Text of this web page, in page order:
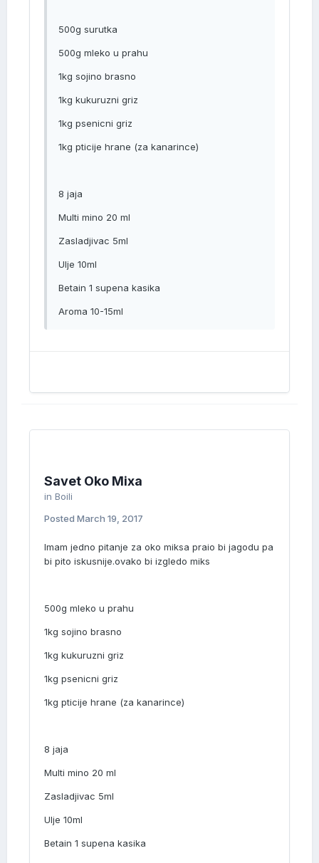
500g surutka
500g mleko u prahu
1kg sojino brasno
1kg kukuruzni griz
1kg psenicni griz
1kg pticije hrane (za kanarince)
8 jaja
Multi mino 20 ml
Zasladjivac 5ml
Ulje 10ml
Betain 1 supena kasika
Aroma 10-15ml
Savet Oko Mixa
in Boili
Posted March 19, 2017
Imam jedno pitanje za oko miksa praio bi jagodu pa
bi pito iskusnije.ovako bi izgledo miks
500g mleko u prahu
1kg sojino brasno
1kg kukuruzni griz
1kg psenicni griz
1kg pticije hrane (za kanarince)
8 jaja
Multi mino 20 ml
Zasladjivac 5ml
Ulje 10ml
Betain 1 supena kasika